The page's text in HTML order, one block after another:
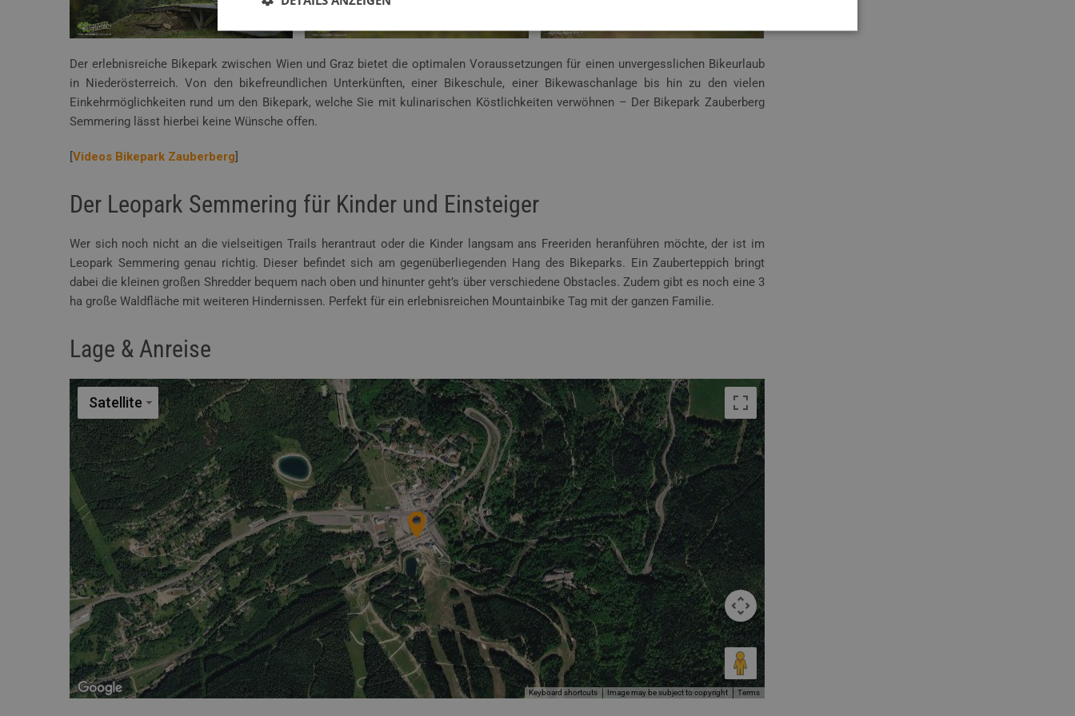
Der erlebnisreiche Bikepark zwischen Wien und Graz bietet die optimalen Voraussetzungen für einen unvergesslichen Bikeurlaub
in Niederösterreich. Von den bikefreundlichen Unterkünften, einer Bikeschule, einer Bikewaschanlage bis hin zu den vielen
Einkehrmöglichkeiten rund um den Bikepark, welche Sie mit kulinarischen Köstlichkeiten verwöhnen – Der Bikepark Zauberberg
Semmering lässt hierbei keine Wünsche offen.
[Videos Bikepark Zauberberg]
Der Leopark Semmering für Kinder und Einsteiger
Wer sich noch nicht an die vielseitigen Trails herantraut oder die Kinder langsam ans Freeriden heranführen möchte, der ist im
Leopark Semmering genau richtig. Dieser befindet sich am gegenüberliegenden Hang des Bikeparks. Ein Zauberteppich bringt
dabei die kleinen großen Shredder bequem nach oben und hinunter geht’s über verschiedene Obstacles. Zudem gibt es noch eine 3
ha große Waldfläche mit weiteren Hindernissen. Perfekt für ein erlebnisreichen Mountainbike Tag mit der ganzen Familie.
Lage & Anreise
Satellite
Keyboard shortcuts Image may be subject to copyright Terms